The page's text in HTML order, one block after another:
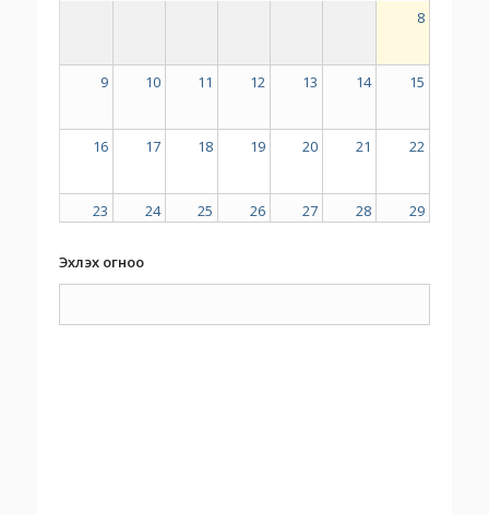
8
9 10 11 12 13 14 15
16 17 18 19 20 21 22
23 24 25 26 27 28 29
Эхлэх огноо